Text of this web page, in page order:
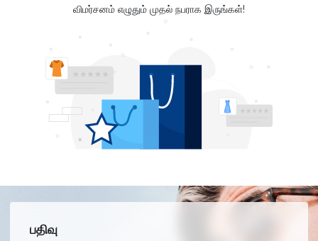
விமர்சனம் எழுதும் முதல் நபராக இருங்கள்!
பதிவு